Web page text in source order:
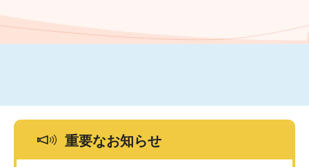
文
重要なお知らせ